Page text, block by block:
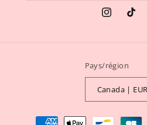
InstagramTikTok
Pays/région
Moyens